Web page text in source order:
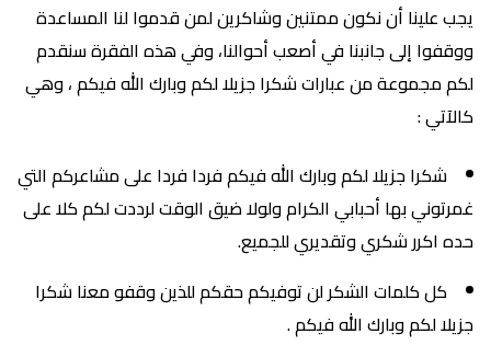
يجب علينا أن نكون ممتنين وشاكرين لمن قدموا لنا المساعدة
ووقفوا إلى جانبنا في أصعب أحوالنا، وفي هذه الفقرة سنقدم
لكم مجموعة من عبارات شكرا جزيلا لكم وبارك الله فيكم ، وهي
كالآتي :
شكرا جزيلا لكم وبارك الله فيكم فردا فردا على مشاعركم التي
غمرتوني بها أحبابي الكرام ولولا ضيق الوقت لرددت لكم كلا على
حده اكرر شكري وتقديري للجميع.
كل كلمات الشكر لن توفيكم حقكم للذين وقفو معنا شكرا
جزيلا لكم وبارك الله فيكم .